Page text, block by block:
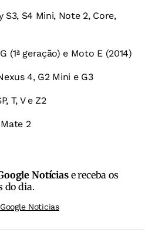
S3, S4 Mini, Note 2, Core,
(1ª geração) e Moto E (2014)
4, G2 Mini e G3
T, V e Z2
2
Notíciase receba os
do dia.
Noticias